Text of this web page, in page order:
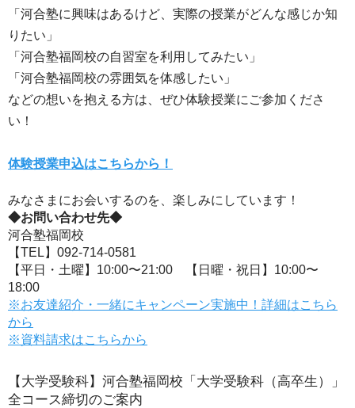
「河合塾に興味はあるけど、実際の授業がどんな感じか知
りたい」
「河合塾福岡校の自習室を利用してみたい」
「河合塾福岡校の雰囲気を体感したい」
などの想いを抱える方は、ぜひ体験授業にご参加くださ
い！
体験授業申込はこちらから！
みなさまにお会いするのを、楽しみにしています！
◆お問い合わせ先◆
河合塾福岡校
【TEL】092-714-0581
【平日・土曜】10:00〜21:00 【日曜・祝日】10:00〜
18:00
※お友達紹介・一緒にキャンペーン実施中！詳細はこちら
から
※資料請求はこちらから
【大学受験科】河合塾福岡校「大学受験科（高卒生）」
全コース締切のご案内